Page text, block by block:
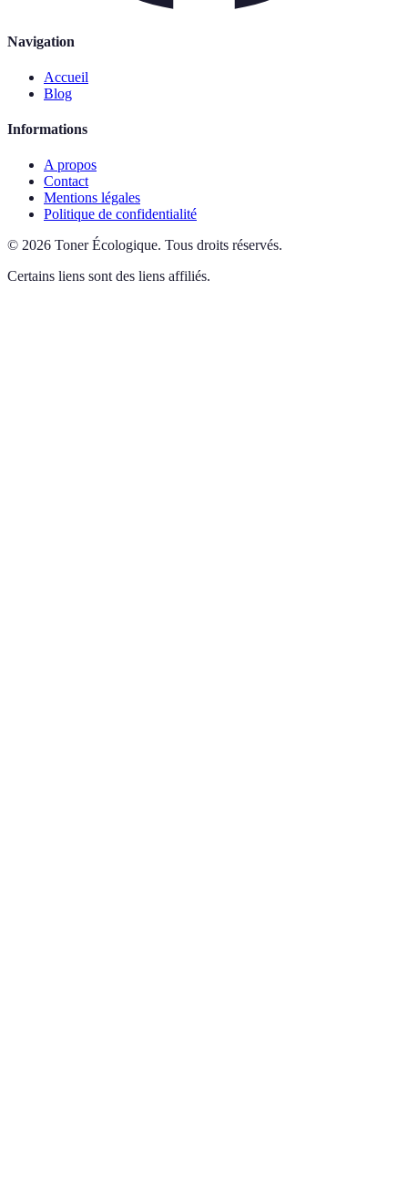
Navigation
Accueil
Blog
Informations
A propos
Contact
Mentions légales
Politique de confidentialité
© 2026 Toner Écologique. Tous droits réservés.
Certains liens sont des liens affiliés.